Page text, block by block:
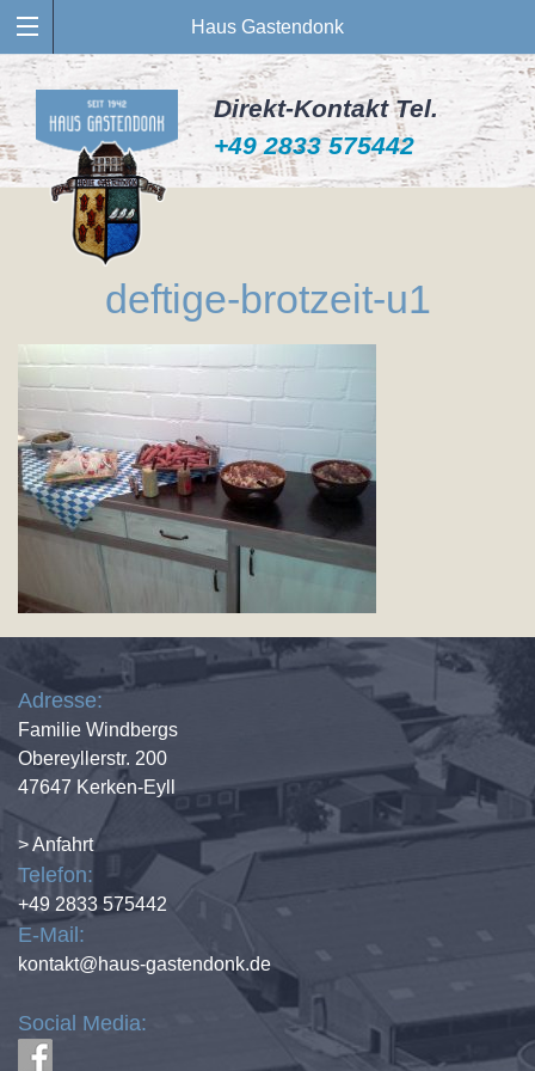
Haus Gastendonk
Direkt-Kontakt Tel.
+49 2833 575442
deftige-brotzeit-u1
Adresse:
Familie Windbergs
Obereyllerstr. 200
47647 Kerken-Eyll
> Anfahrt
Telefon:
+49 2833 575442
E-Mail:
kontakt@haus-gastendonk.de
Social Media: